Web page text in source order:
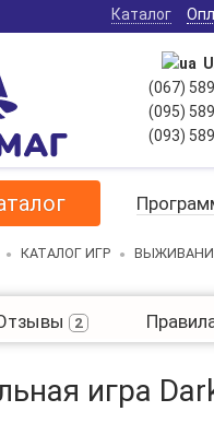
Каталог
(067)
(095)
(093)
КАТАЛОГ ИГР
2
игра